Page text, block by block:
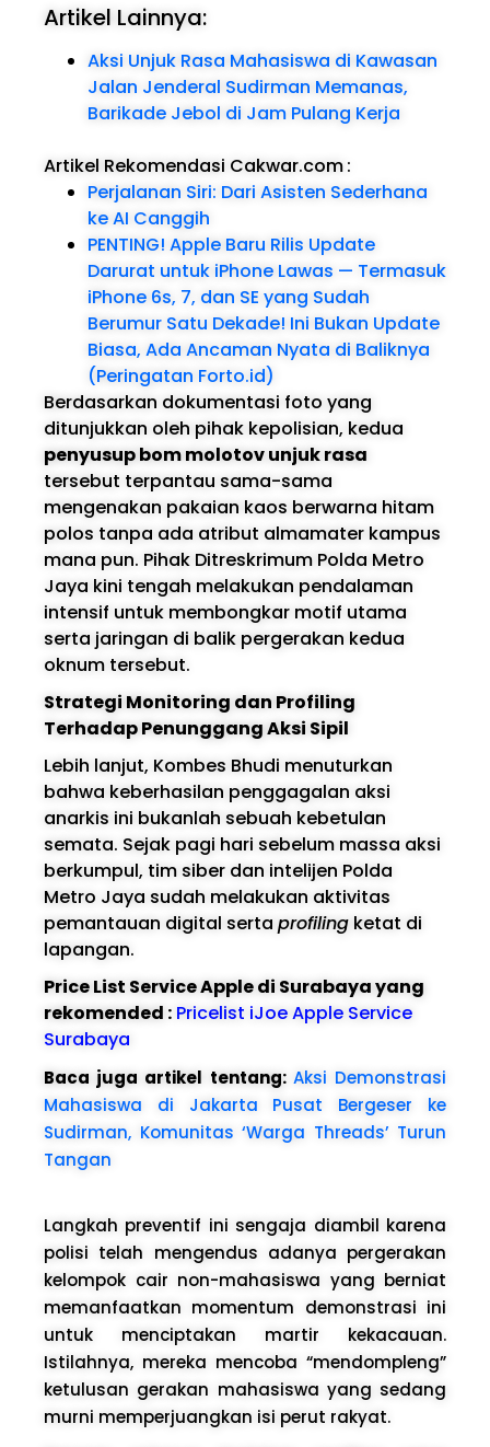
Artikel Lainnya:
Aksi Unjuk Rasa Mahasiswa di Kawasan
Jalan Jenderal Sudirman Memanas,
Barikade Jebol di Jam Pulang Kerja
Artikel Rekomendasi Cakwar.com:
Perjalanan Siri: Dari Asisten Sederhana
ke AI Canggih
PENTING! Apple Baru Rilis Update
Darurat untuk iPhone Lawas — Termasuk
iPhone 6s, 7, dan SE yang Sudah
Berumur Satu Dekade! Ini Bukan Update
Biasa, Ada Ancaman Nyata di Baliknya
(Peringatan Forto.id)
Berdasarkan dokumentasi foto yang
ditunjukkan oleh pihak kepolisian, kedua
penyusup bom molotov unjuk rasa
tersebut terpantau sama-sama
mengenakan pakaian kaos berwarna hitam
polos tanpa ada atribut almamater kampus
mana pun. Pihak Ditreskrimum Polda Metro
Jaya kini tengah melakukan pendalaman
intensif untuk membongkar motif utama
serta jaringan di balik pergerakan kedua
oknum tersebut.
Strategi Monitoring dan Profiling
Terhadap Penunggang Aksi Sipil
Lebih lanjut, Kombes Bhudi menuturkan
bahwa keberhasilan penggagalan aksi
anarkis ini bukanlah sebuah kebetulan
semata. Sejak pagi hari sebelum massa aksi
berkumpul, tim siber dan intelijen Polda
Metro Jaya sudah melakukan aktivitas
pemantauan digital serta profiling ketat di
lapangan.
Price List Service Apple di Surabaya yang
rekomended : Pricelist iJoe Apple Service
Surabaya
Baca juga artikel tentang: Aksi Demonstrasi
Mahasiswa di Jakarta Pusat Bergeser ke
Sudirman, Komunitas ‘Warga Threads’ Turun
Tangan
Langkah preventif ini sengaja diambil karena
polisi telah mengendus adanya pergerakan
kelompok cair non-mahasiswa yang berniat
memanfaatkan momentum demonstrasi ini
untuk menciptakan martir kekacauan.
Istilahnya, mereka mencoba “mendompleng”
ketulusan gerakan mahasiswa yang sedang
murni memperjuangkan isi perut rakyat.